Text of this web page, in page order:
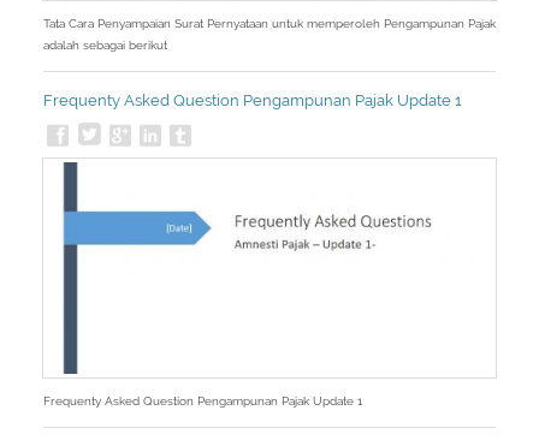
Tata Cara Penyampaian Surat Pernyataan untuk memperoleh Pengampunan Pajak
adalah sebagai berikut
Frequenty Asked Question Pengampunan Pajak Update 1
Frequenty Asked Question Pengampunan Pajak Update 1